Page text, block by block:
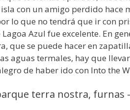
con un amigo perdido hace
lo que no tendrá que ir con
Azul fue excelente. En
que se puede hacer en
aguas termales, hay que
de haber ido con Into the
terra nostra, furnas